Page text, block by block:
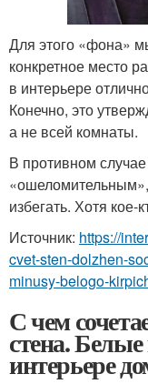
Для этого «фона»
конкретное место
в интерьере
Конечно, это
а не всей комнаты.
В противном
избегать. Хотя
Источник: https://
cvet-sten-dolzhen-
minusy-belogo-
С чем
стена.
интерьере